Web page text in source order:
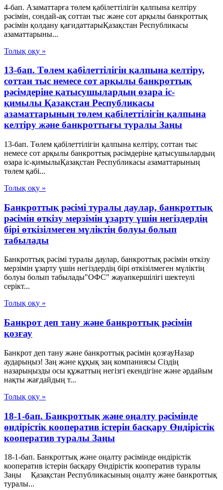
4-бап. Азаматтарға төлем қабілеттілігін қалпына келтіру
рәсімін, сондай-ақ соттан тыс және сот арқылы банкроттық
рәсімін қолдану қағидаттарыҚазақстан Республикасы
азаматтарыны...
Толық оқу »
13-бап. Төлем қабілеттілігін қалпына келтіру,
соттан тыс немесе сот арқылы банкроттық
рәсімдеріне қатысушылардың өзара іс-
қимылы Қазақстан Республикасы
азаматтарының төлем қабілеттілігін қалпына
келтіру және банкроттығы туралы Заңы
13-бап. Төлем қабілеттілігін қалпына келтіру, соттан тыс
немесе сот арқылы банкроттық рәсімдеріне қатысушылардың
өзара іс-қимылыҚазақстан Республикасы азаматтарының
төлем қабі...
Толық оқу »
Банкроттық рәсімі туралы даулар, банкроттық
рәсімін өткізу мерзімін ұзарту үшін негіздердің
бірі өткізілмеген мүліктің болуы болып
табылады
Банкроттық рәсімі туралы даулар, банкроттық рәсімін өткізу
мерзімін ұзарту үшін негіздердің бірі өткізілмеген мүліктің
болуы болып табылады"ОФС" жауапкершілігі шектеулі
серікт...
Толық оқу »
Банкрот деп тану және банкроттық рәсімін
қозғау
Банкрот деп тану және банкроттық рәсімін қозғауНазар
аударыңыз! Заң және құқық заң компаниясы Сіздің
назарыңызды осы құжаттың негізгі екендігіне және әрдайым
нақты жағдайдың т...
Толық оқу »
18-1-бап. Банкроттық және оңалту рәсімінде
өндірістік кооператив iстерiн басқару Өндiрiстiк
кооператив туралы Заңы
18-1-бап. Банкроттық және оңалту рәсімінде өндірістік
кооператив iстерiн басқару Өндiрiстiк кооператив туралы
Заңы Қазақстан Республикасының оңалту және банкроттық
туралы...